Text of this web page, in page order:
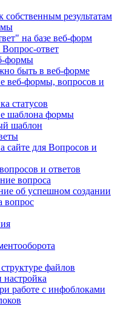
собственным результатам
на базе веб-форм
ответ
формы
быть в веб-форме
веб-формы, вопросов и
статусов
шаблона формы
шаблон
сайте для Вопросов и
и ответов
вопроса
об успешном создании
вопрос
файлов
настройка
работе с инфоблоками